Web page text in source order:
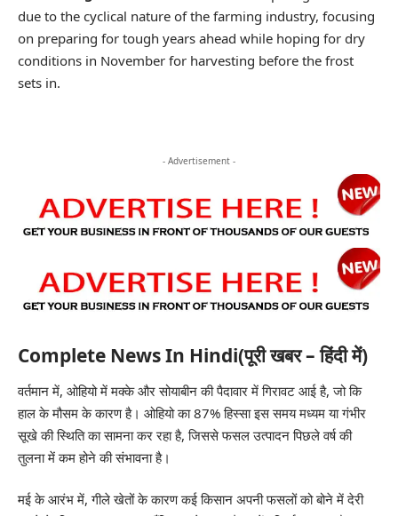
due to the cyclical nature of the farming industry, focusing
on preparing for tough years ahead while hoping for dry
conditions in November for harvesting before the frost
sets in.
- Advertisement -
Complete News In Hindi(पूरी खबर – हिंदी में)
वर्तमान में, ओहियो में मक्के और सोयाबीन की पैदावार में गिरावट आई है, जो कि
हाल के मौसम के कारण है। ओहियो का 87% हिस्सा इस समय मध्यम या गंभीर
सूखे की स्थिति का सामना कर रहा है, जिससे फसल उत्पादन पिछले वर्ष की
तुलना में कम होने की संभावना है।
मई के आरंभ में, गीले खेतों के कारण कई किसान अपनी फसलों को बोने में देरी